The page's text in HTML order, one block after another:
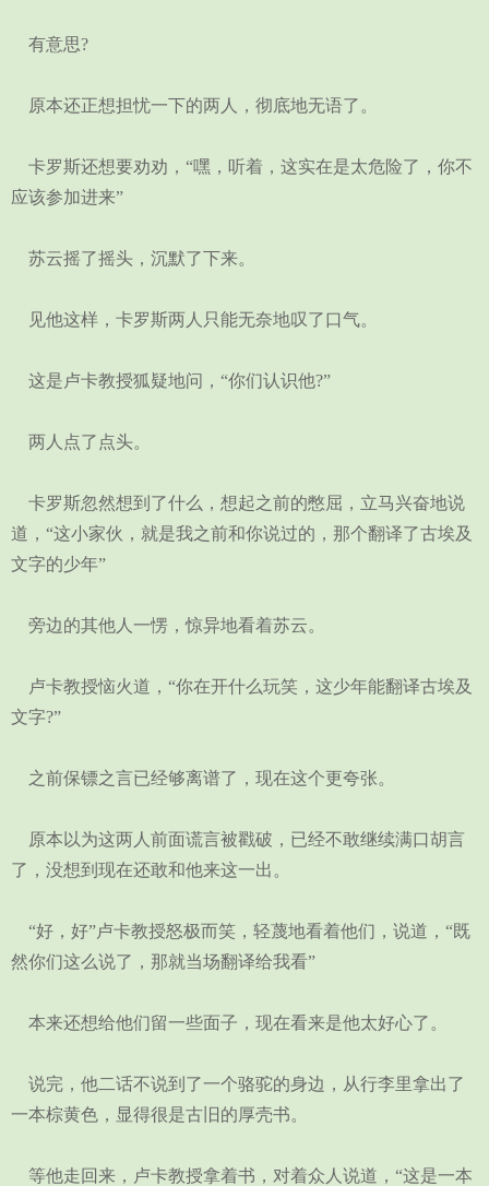
有意思?
原本还正想担忧一下的两人，彻底地无语了。
卡罗斯还想要劝劝，“嘿，听着，这实在是太危险了，你不
应该参加进来”
苏云摇了摇头，沉默了下来。
见他这样，卡罗斯两人只能无奈地叹了口气。
这是卢卡教授狐疑地问，“你们认识他?”
两人点了点头。
卡罗斯忽然想到了什么，想起之前的憋屈，立马兴奋地说
道，“这小家伙，就是我之前和你说过的，那个翻译了古埃及
文字的少年”
旁边的其他人一愣，惊异地看着苏云。
卢卡教授恼火道，“你在开什么玩笑，这少年能翻译古埃及
文字?”
之前保镖之言已经够离谱了，现在这个更夸张。
原本以为这两人前面谎言被戳破，已经不敢继续满口胡言
了，没想到现在还敢和他来这一出。
“好，好”卢卡教授怒极而笑，轻蔑地看着他们，说道，“既
然你们这么说了，那就当场翻译给我看”
本来还想给他们留一些面子，现在看来是他太好心了。
说完，他二话不说到了一个骆驼的身边，从行李里拿出了
一本棕黄色，显得很是古旧的厚壳书。
等他走回来，卢卡教授拿着书，对着众人说道，“这是一本